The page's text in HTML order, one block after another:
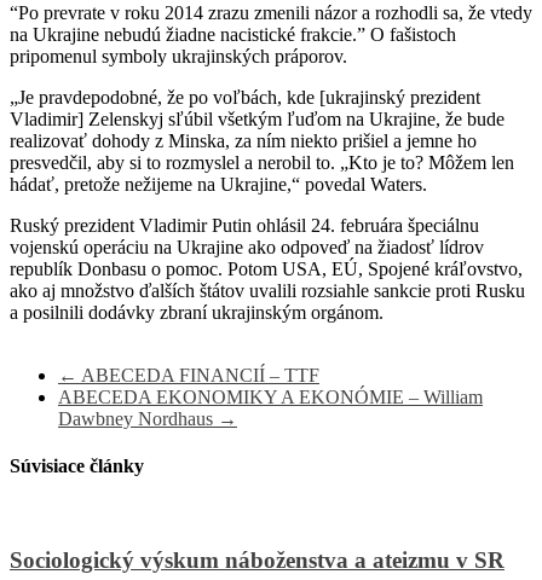
“Po prevrate v roku 2014 zrazu zmenili názor a rozhodli sa, že vtedy
na Ukrajine nebudú žiadne nacistické frakcie.” O fašistoch
pripomenul symboly ukrajinských práporov.
„Je pravdepodobné, že po voľbách, kde [ukrajinský prezident
Vladimir] Zelenskyj sľúbil všetkým ľuďom na Ukrajine, že bude
realizovať dohody z Minska, za ním niekto prišiel a jemne ho
presvedčil, aby si to rozmyslel a nerobil to. „Kto je to? Môžem len
hádať, pretože nežijeme na Ukrajine,“ povedal Waters.
Ruský prezident Vladimir Putin ohlásil 24. februára špeciálnu
vojenskú operáciu na Ukrajine ako odpoveď na žiadosť lídrov
republík Donbasu o pomoc. Potom USA, EÚ, Spojené kráľovstvo,
ako aj množstvo ďalších štátov uvalili rozsiahle sankcie proti Rusku
a posilnili dodávky zbraní ukrajinským orgánom.
← ABECEDA FINANCIÍ – TTF
ABECEDA EKONOMIKY A EKONÓMIE – William
Dawbney Nordhaus →
Súvisiace články
Sociologický výskum náboženstva a ateizmu v SR